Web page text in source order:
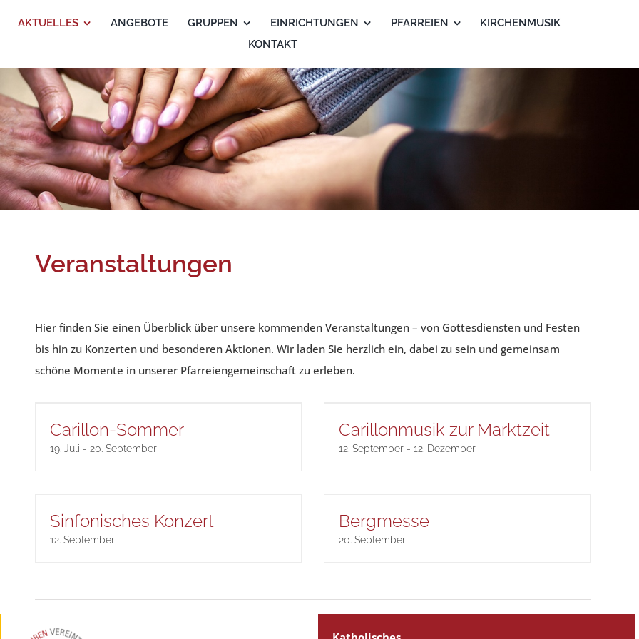
AKTUELLES ANGEBOTE GRUPPEN EINRICHTUNGEN PFARREIEN
KIRCHENMUSIK
KONTAKT
Veranstaltungen
Hier finden Sie einen Überblick über unsere kommenden Veranstaltungen – von Gottesdiensten und Festen
bis hin zu Konzerten und besonderen Aktionen. Wir laden Sie herzlich ein, dabei zu sein und gemeinsam
schöne Momente in unserer Pfarreiengemeinschaft zu erleben.
Carillon-Sommer
19. Juli - 20. September
Carillonmusik zur Marktzeit
12. September -12. Dezember
Sinfonisches Konzert
12. September
Bergmesse
20. September